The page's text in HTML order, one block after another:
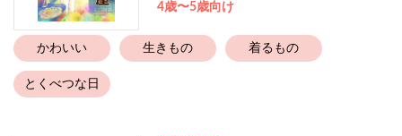
4歳〜5歳向け
かわいい 生きもの 着るもの
とくべつな日